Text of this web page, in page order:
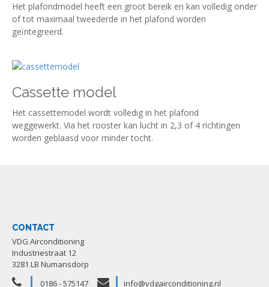
Het plafondmodel heeft een groot bereik en kan volledig onder
of tot maximaal tweederde in het plafond worden
geïntegreerd.
Cassette model
Het cassettemodel wordt volledig in het plafond
weggewerkt. Via het rooster kan lucht in 2,3 of 4 richtingen
worden geblaasd voor minder tocht.
CONTACT
VDG Airconditioning
Industriestraat 12
3281 LB Numansdorp
0186 - 575147
info@vdgairconditioning.nl